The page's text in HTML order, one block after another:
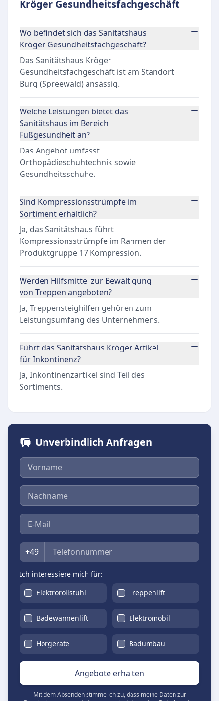
Kröger Gesundheitsfachgeschäft
Wo befindet sich das Sanitätshaus
Kröger Gesundheitsfachgeschäft?
Das Sanitätshaus Kröger
Gesundheitsfachgeschäft ist am Standort
Burg (Spreewald) ansässig.
Welche Leistungen bietet das
Sanitätshaus im Bereich
Fußgesundheit an?
Das Angebot umfasst
Orthopädieschuhtechnik sowie
Gesundheitsschuhe.
Sind Kompressionsstrümpfe im
Sortiment erhältlich?
Ja, das Sanitätshaus führt
Kompressionsstrümpfe im Rahmen der
Produktgruppe 17 Kompression.
Werden Hilfsmittel zur Bewältigung
von Treppen angeboten?
Ja, Treppensteighilfen gehören zum
Leistungsumfang des Unternehmens.
Führt das Sanitätshaus Kröger Artikel
für Inkontinenz?
Ja, Inkontinenzartikel sind Teil des
Sortiments.
Unverbindlich Anfragen
Vorname
Nachname
E-Mail
Telefon
+49
Ich interessiere mich für:
Elektrorollstuhl
Treppenlift
Badewannenlift Elektromobil
Hörgeräte Badumbau
Angebote erhalten
Mit dem Absenden stimme ich zu, dass meine Daten zur